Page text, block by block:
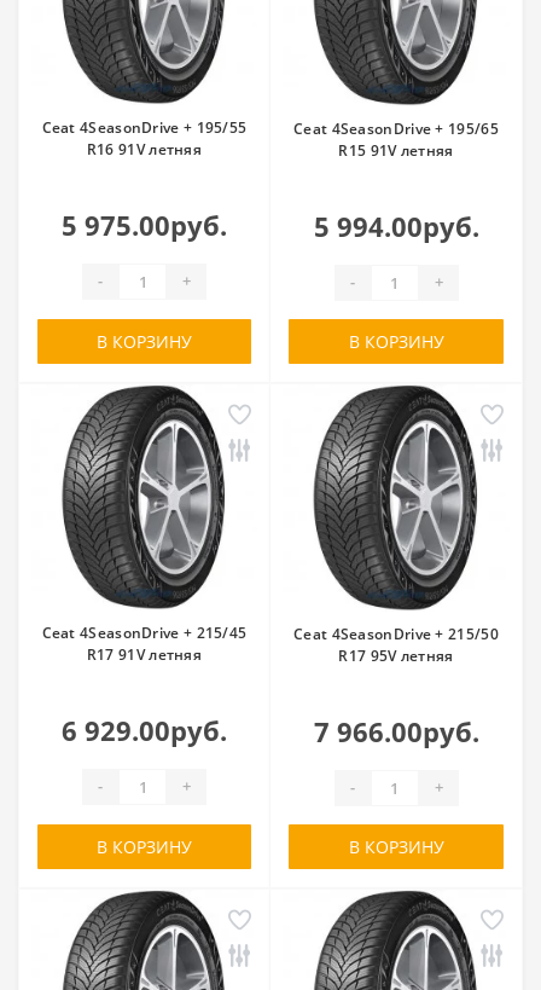
Ceat 4SeasonDrive + 195/55
R16 91V летняя
5 975.00руб.
- +
В КОРЗИНУ
Ceat 4SeasonDrive + 195/65
R15 91V летняя
5 994.00руб.
- +
В КОРЗИНУ
Ceat 4SeasonDrive + 215/45
R17 91V летняя
6 929.00руб.
- +
В КОРЗИНУ
Ceat 4SeasonDrive + 215/50
R17 95V летняя
7 966.00руб.
- +
В КОРЗИНУ